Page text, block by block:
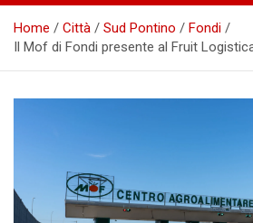
Home Città Sud Pontino
Fondi
Il Mof di Fondi presente al Fruit